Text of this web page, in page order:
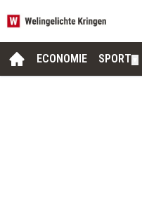
ECONOMIE SPORT